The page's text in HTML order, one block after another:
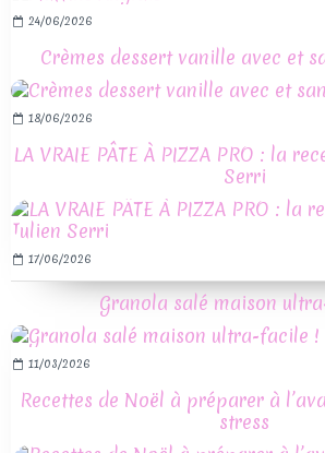
24/06/2026
Crèmes dessert vanille avec et
18/06/2026
LA VRAIE PÂTE À PIZZA PRO : la
Serri
17/06/2026
Granola salé maison
11/03/2026
Recettes de Noël à préparer à
stress